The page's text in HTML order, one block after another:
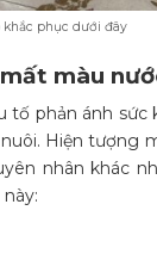
phục dưới đây
màu
phản ánh
Hiện tượng
nhân khác